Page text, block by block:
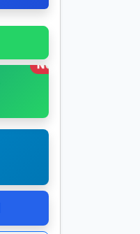
New